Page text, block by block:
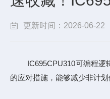
更新时间：2026-06-22
IC695CPU310可编程逻辑
的应对措施，能够减少非计